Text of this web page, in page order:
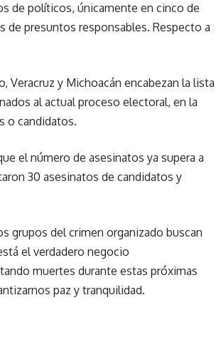
de políticos, únicamente en cinco de
de presuntos responsables. Respecto a
Veracruz y Michoacán encabezan la lista
al actual proceso electoral, en la
o candidatos.
el número de asesinatos ya supera a
30 asesinatos de candidatos y
grupos del crimen organizado buscan
el verdadero negocio
muertes durante estas próximas
paz y tranquilidad.